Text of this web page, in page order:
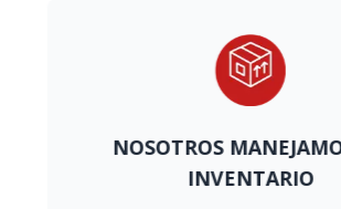
NOSOTROS
INVENTARIO